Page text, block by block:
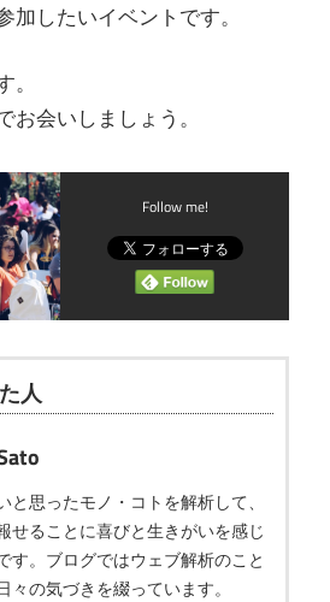
加したいイベントです。
お会いしましょう。
Follow me!
人
と思ったモノ・コトを解析して、
せることに喜びと生きがいを感じ
す。ブログではウェブ解析のこと
々の気づきを綴っています。